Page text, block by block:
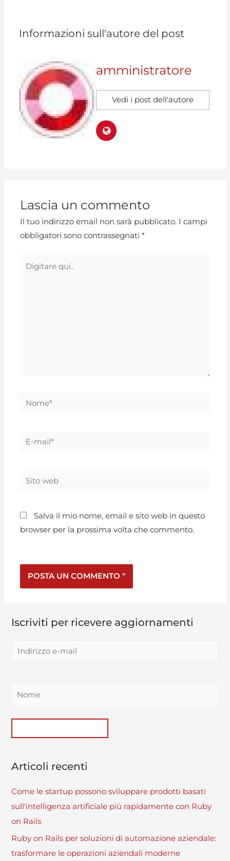
Informazioni sull'autore del post
amministratore
Vedi i post dell'autore
Lascia un commento
Il tuo indirizzo email non sarà pubblicato. I campi
obbligatori sono contrassegnati*
Salva il mio nome, email e sito web in questo
browser per la prossima volta che commento.
Iscriviti per ricevere aggiornamenti
Articoli recenti
Come le startup possono sviluppare prodotti basati
sull'intelligenza artificiale più rapidamente con Ruby
on Rails
Ruby on Rails per soluzioni di automazione aziendale:
trasformare le operazioni aziendali moderne